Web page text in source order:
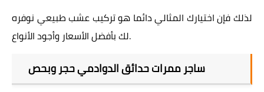
لذلك فإن اختيارك المثالي دائما هو تركيب عشب طبيعي نوفره
لك بأفضل الأسعار وأجود الأنواع.
ساجر ممرات حدائق الدوادمي حجر وبحص